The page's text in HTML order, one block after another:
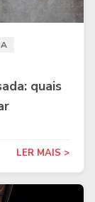
quais
LER MAIS >